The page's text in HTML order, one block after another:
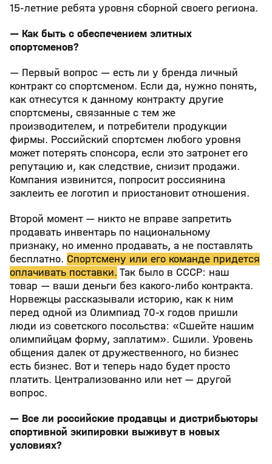
15-летние ребята уровня сборной своего региона.
— Как быть с обеспечением элитных
спортсменов?
— Первый вопрос — есть ли у бренда личный
контракт со спортсменом. Если да, нужно понять,
как отнесутся к данному контракту другие
спортсмены, связанные с тем же
производителем, и потребители продукции
фирмы. Российский спортсмен любого уровня
может потерять спонсора, если это затронет его
репутацию и, как следствие, снизит продажи.
Компания извинится, попросит россиянина
заклеить ее логотип и приостановит отношения.
Второй момент — никто не вправе запретить
продавать инвентарь по национальному
признаку, но именно продавать, а не поставлять
бесплатно. Спортсмену или его команде придется
оплачивать поставки. Так было в СССР: наш
товар — ваши деньги без какого-либо контракта.
Норвежцы рассказывали историю, как к ним
перед одной из Олимпиад 70-х годов пришли
люди из советского посольства: «Сшейте нашим
олимпийцам форму, заплатим». Сшили. Уровень
общения далек от дружественного, но бизнес
есть бизнес. Вот и теперь надо будет просто
платить. Централизованно или нет — другой
вопрос.
— Все ли российские продавцы и дистрибьюторы
спортивной экипировки выживут в новых
условиях?